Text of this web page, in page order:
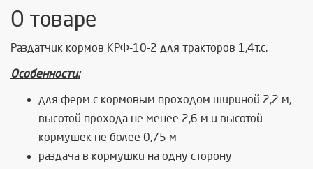
О товаре
Раздатчик кормов КРФ-10-2 для тракторов 1,4т.с.
Особенности:
для ферм с кормовым проходом шириной 2,2 м,
высотой прохода не менее 2,6 м и высотой
кормушек не более 0,75 м
раздача в кормушки на одну сторону